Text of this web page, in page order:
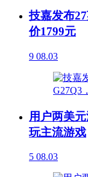
技嘉发布
价1799元
9 08.03
用户两美
玩主流游戏
5 08.03